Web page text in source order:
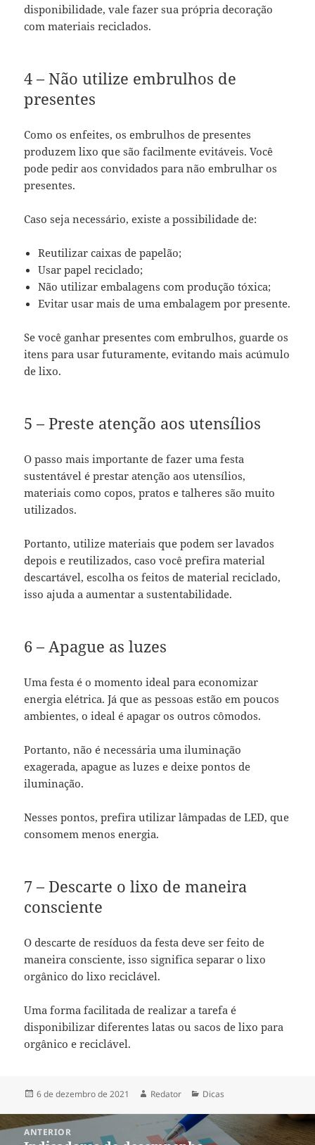
disponibilidade, vale fazer sua própria decoração
com materiais reciclados.
4 – Não utilize embrulhos de
presentes
Como os enfeites, os embrulhos de presentes
produzem lixo que são facilmente evitáveis. Você
pode pedir aos convidados para não embrulhar os
presentes.
Caso seja necessário, existe a possibilidade de:
Reutilizar caixas de papelão;
Usar papel reciclado;
Não utilizar embalagens com produção tóxica;
Evitar usar mais de uma embalagem por presente.
Se você ganhar presentes com embrulhos, guarde os
itens para usar futuramente, evitando mais acúmulo
de lixo.
5 – Preste atenção aos utensílios
O passo mais importante de fazer uma festa
sustentável é prestar atenção aos utensílios,
materiais como copos, pratos e talheres são muito
utilizados.
Portanto, utilize materiais que podem ser lavados
depois e reutilizados, caso você prefira material
descartável, escolha os feitos de material reciclado,
isso ajuda a aumentar a sustentabilidade.
6 – Apague as luzes
Uma festa é o momento ideal para economizar
energia elétrica. Já que as pessoas estão em poucos
ambientes, o ideal é apagar os outros cômodos.
Portanto, não é necessária uma iluminação
exagerada, apague as luzes e deixe pontos de
iluminação.
Nesses pontos, prefira utilizar lâmpadas de LED, que
consomem menos energia.
7 – Descarte o lixo de maneira
consciente
O descarte de resíduos da festa deve ser feito de
maneira consciente, isso significa separar o lixo
orgânico do lixo reciclável.
Uma forma facilitada de realizar a tarefa é
disponibilizar diferentes latas ou sacos de lixo para
orgânico e reciclável.
Publicado
6 de dezembro de 2021 Autor
Redator Categorias
Dicas
Navegação
ANTERIOR